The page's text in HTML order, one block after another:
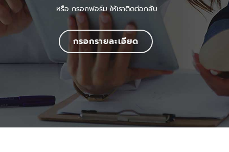
หรือ กรอกฟอร์ม ให้เราติดต่อกลับ
กรอกรายละเอียด